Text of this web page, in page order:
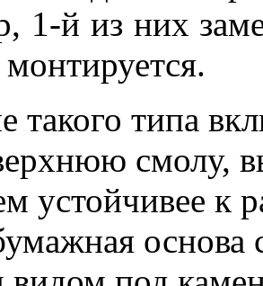
1-й из них
такого типа
смолу,
устойчивее к